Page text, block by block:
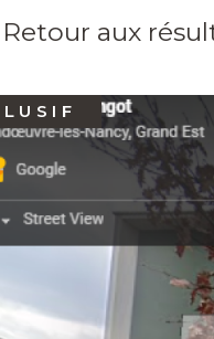
Retour aux